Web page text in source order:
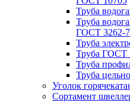
Труба
Труба
ГОСТ 3262-
Труба
Труба ГОСТ
Труба
Труба
Уголок
Сортамент